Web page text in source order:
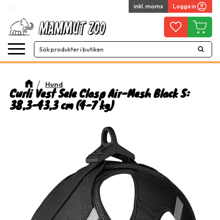
Meny
check inkl. moms Logga in
Favoriter
Hund
Curli Vest Sele Clasp Air-Mesh Black S:
38,3-43,3 cm (4-7 kg)